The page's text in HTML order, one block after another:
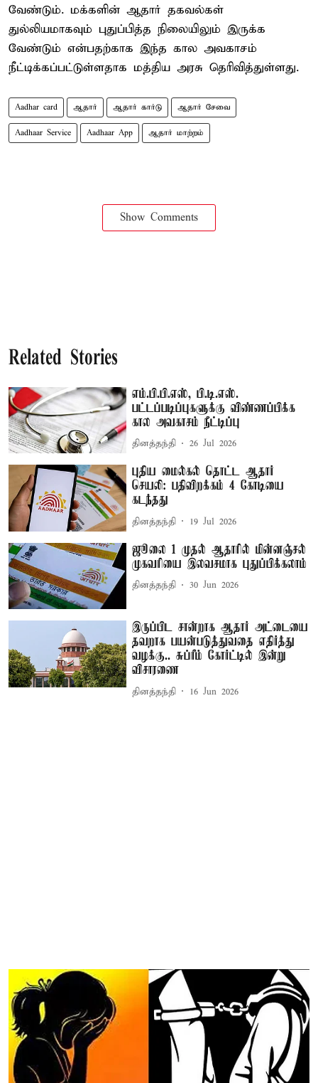
வேண்டும். மக்களின் ஆதார் தகவல்கள்
துல்லியமாகவும் புதுப்பித்த நிலையிலும் இருக்க
வேண்டும் என்பதற்காக இந்த கால அவகாசம்
நீட்டிக்கப்பட்டுள்ளதாக மத்திய அரசு தெரிவித்துள்ளது.
Aadhar card ஆதார் ஆதார் கார்டு ஆதார் சேவை
Aadhaar Service Aadhaar App ஆதார் மாற்றம்
Show Comments
Related Stories
எம்.பி.பி.எஸ், பி.டி.எஸ்.
பட்டப்படிப்புகளுக்கு விண்ணப்பிக்க
கால அவகாசம் நீட்டிப்பு
தினத்தந்தி 26 Jul 2026
புதிய மைல்கல் தொட்ட ஆதார்
செயலி: பதிவிறக்கம் 4 கோடியை
கடந்தது
தினத்தந்தி 19 Jul 2026
ஜூலை 1 முதல் ஆதாரில் மின்னஞ்சல்
முகவரியை இலவசமாக புதுப்பிக்கலாம்
தினத்தந்தி 30 Jun 2026
இருப்பிட சான்றாக ஆதார் அட்டையை
தவறாக பயன்படுத்துவதை எதிர்த்து
வழக்கு.. சுப்ரீம் கோர்ட்டில் இன்று
விசாரணை
தினத்தந்தி 16 Jun 2026